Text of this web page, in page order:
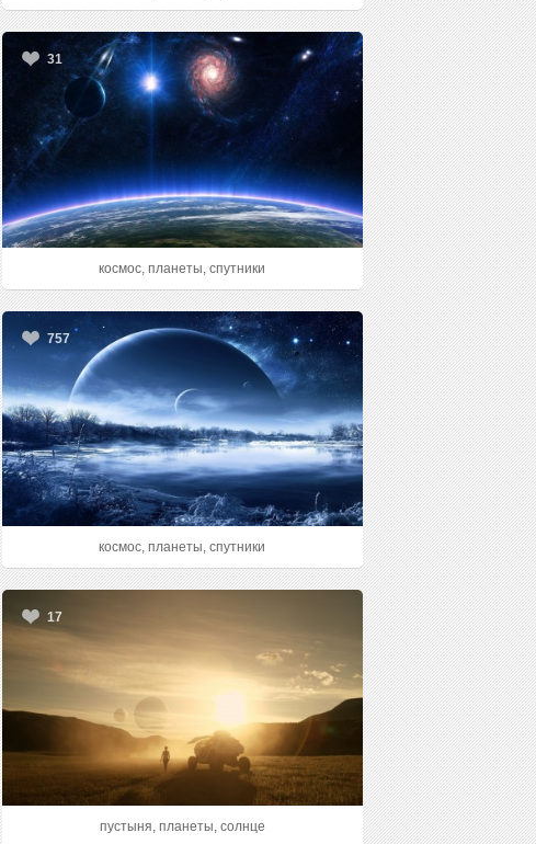
31
космос, планеты, спутники
757
космос, планеты, спутники
17
пустыня, планеты, солнце